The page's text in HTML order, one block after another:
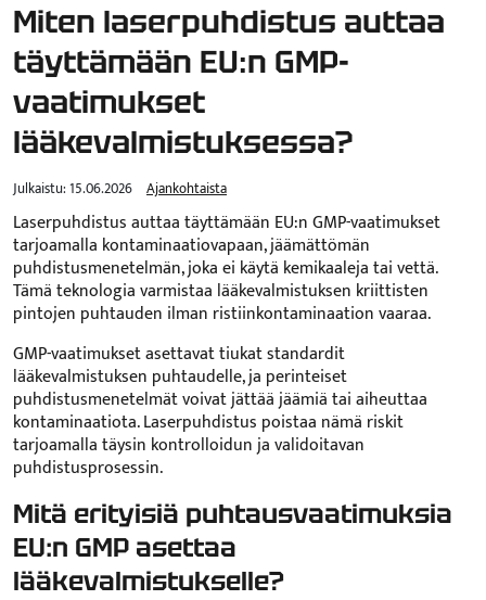
Miten laserpuhdistus auttaa
täyttämään EU:n GMP-
vaatimukset
lääkevalmistuksessa?
Julkaistu:15.06.2026 Ajankohtaista
Laserpuhdistus auttaa täyttämään EU:n GMP-vaatimukset
tarjoamalla kontaminaatiovapaan, jäämättömän
puhdistusmenetelmän, joka ei käytä kemikaaleja tai vettä.
Tämä teknologia varmistaa lääkevalmistuksen kriittisten
pintojen puhtauden ilman ristiinkontaminaation vaaraa.
GMP-vaatimukset asettavat tiukat standardit
lääkevalmistuksen puhtaudelle, ja perinteiset
puhdistusmenetelmät voivat jättää jäämiä tai aiheuttaa
kontaminaatiota. Laserpuhdistus poistaa nämä riskit
tarjoamalla täysin kontrolloidun ja validoitavan
puhdistusprosessin.
Mitä erityisiä puhtausvaatimuksia
EU:n GMP asettaa
lääkevalmistukselle?